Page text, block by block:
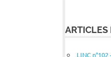
ARTICLES
LINC